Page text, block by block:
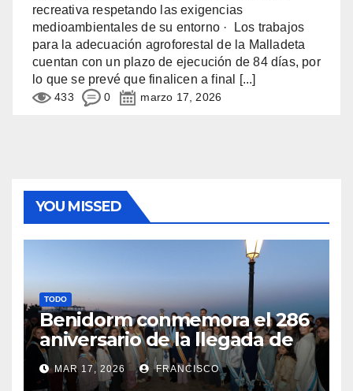
recreativa respetando las exigencias
medioambientales de su entorno · Los trabajos
para la adecuación agroforestal de la Malladeta
cuentan con un plazo de ejecución de 84 días, por
lo que se prevé que finalicen a final
[...]
433 0 marzo 17, 2026
YOU MISSED
TODO
Benidorm conmemora el 286
aniversario de la llegada de
su patrona, la Virgen del
Sufragio
MAR 17, 2026 FRANCISCO